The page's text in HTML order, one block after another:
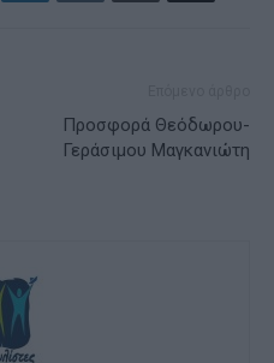
Προσφορά Θεόδωρου-
Γεράσιμου Μαγκανιώτη